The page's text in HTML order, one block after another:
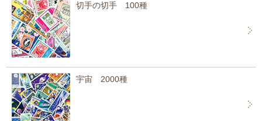
切手の切手 100種
宇宙 2000種